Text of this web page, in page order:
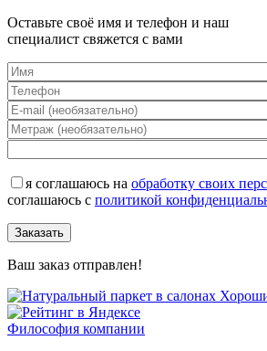
Оставьте своё имя и телефон и наш
специалист свяжется с вами
я соглашаюсь на обработку своих
соглашаюсь с политикой
Заказать
Ваш заказ отправлен!
Философия компании